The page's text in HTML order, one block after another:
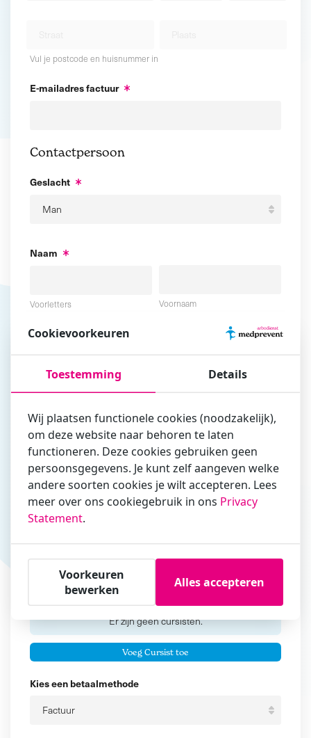
Vul je postcode en huisnummer in
E-mailadres factuur
Contactpersoon
Geslacht
Naam
Voorletters Voornaam
Vul hier bij voorkeur het e-mailadres in waarmee je
zakelijk/administratief correspondeert
Is de contactpersoon ook een cursist?
Ja
Cursisten
Voeg cursisten toe
Voornaam
Tussenvoegsel
Er zijn geencursisten.
Voeg Cursist toe
Kies een betaalmethode
Cookievoorkeuren
Toestemming Details
Wij plaatsen functionele cookies (noodzakelijk),
om deze website naar behoren te laten
functioneren. Deze cookies gebruiken geen
persoonsgegevens. Je kunt zelf aangeven welke
andere soorten cookies je wilt accepteren. Lees
meer over ons cookiegebruik in ons Privacy
Statement.
Voorkeuren
bewerken
Alles accepteren